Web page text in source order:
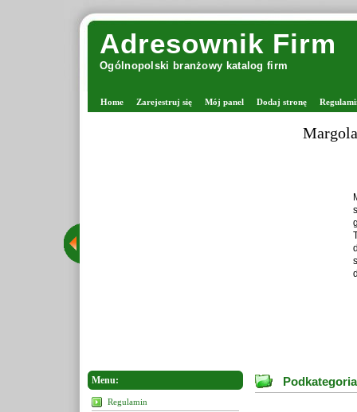
Adresownik Firm
Ogólnopolski branżowy katalog firm
Home Zarejestruj się Mój panel Dodaj stronę
Menu:
Regulamin